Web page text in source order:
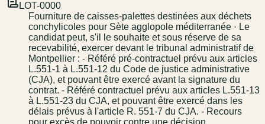
LOT-0000
Fourniture de caisses-palettes destinées aux déchets
conchylicoles pour Sète agglopole méditerranée · Le
candidat peut, s'il le souhaite et sous réserve de sa
recevabilité, exercer devant le tribunal administratif de
Montpellier : - Référé pré-contractuel prévu aux articles
L.551-1 à L.551-12 du Code de justice administrative
(CJA), et pouvant être exercé avant la signature du
contrat. - Référé contractuel prévu aux articles L.551-13
à L.551-23 du CJA, et pouvant être exercé dans les
délais prévus à l'article R. 551-7 du CJA. - Recours